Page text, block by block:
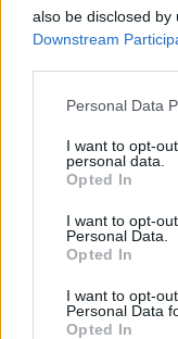
also be disclosed
Downstream
Please note that
not limited to your
grant or deny
use your data for
consent section.
Personal Data
I want to opt-
personal data.
Opted In
I want to opt-
Personal Data.
Opted In
I want to opt-
Personal Data
Opted In